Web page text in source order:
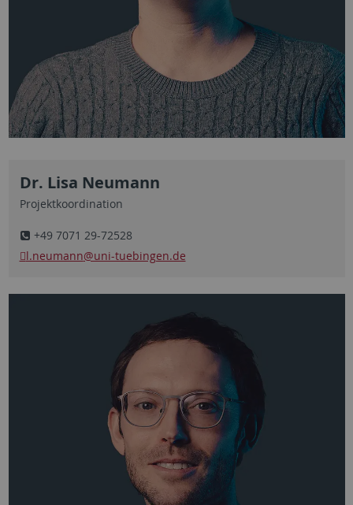
Dr. Lisa Neumann
Projektkoordination
+49 7071 29-72528
l.neumann@uni-tuebingen.de